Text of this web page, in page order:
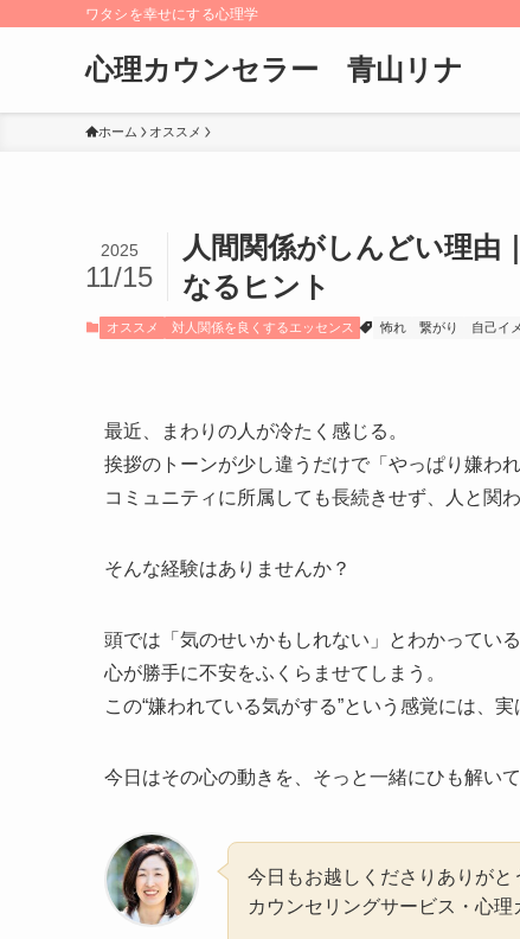
ワタシを幸せにする心理学
心理カウンセラー 青山リナ
ホーム オススメ
人間関係がしんどい理由
なるヒント
2025
11/15
オススメ 対人関係を良くするエッセンス 怖れ 繋がり 自己イ
最近、まわりの人が冷たく感じる。
挨拶のトーンが少し違うだけで「やっぱり嫌わ
コミュニティに所属しても長続きせず、人と関
そんな経験はありませんか？
頭では「気のせいかもしれない」とわかっている
心が勝手に不安をふくらませてしまう。
この“嫌われている気がする”という感覚には、
今日はその心の動きを、そっと一緒にひも解い
今日もお越しくださりありがと
カウンセリングサービス・心理